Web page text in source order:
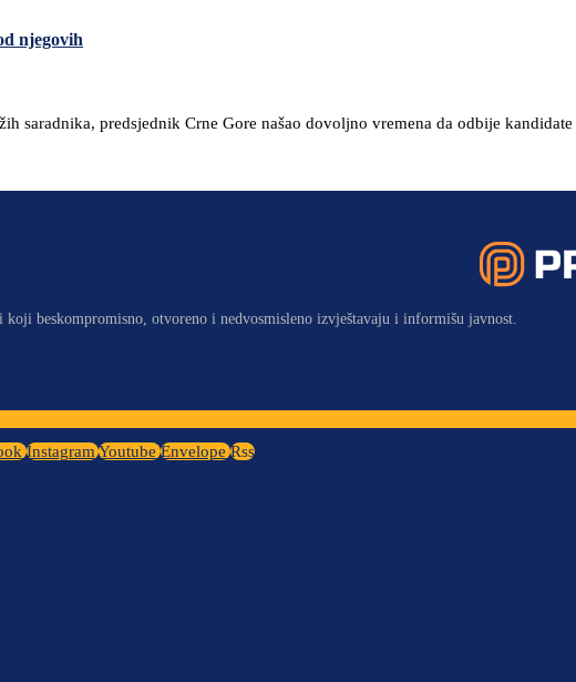
njegovih
saradnika, predsjednik Crne Gore našao dovoljno vremena da odbije
beskompromisno, otvoreno i nedvosmisleno izvještavaju i informišu javnost.
Instagram Youtube Envelope Rss